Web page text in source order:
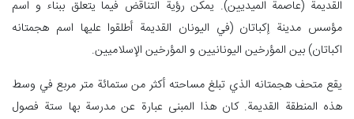
القديمة (عاصمة الميديين). يمكن رؤية التناقض فيما يتعلق ببناء و اسم
مؤسس مدينة إكباتان (في اليونان القديمة أطلقوا عليها اسم هجمتانه
اکباتان) بين المؤرخين اليونانيين و المؤرخين الإسلاميين.
يقع متحف هجمتانه الذي تبلغ مساحته أكثر من ستمائة متر مربع في وسط
هذه المنطقة القديمة. كان هذا المبنى عبارة عن مدرسة بها ستة فصول